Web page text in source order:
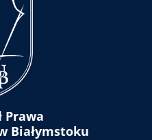
Prawa
Białymstoku